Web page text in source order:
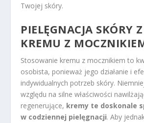
Twojej skóry.
PIELĘGNACJA SKÓRY
KREMU Z
Stosowanie kremu z mocznikiem to
osobista, ponieważ jego działanie i
indywidualnych potrzeb skóry.
względu na silne właściwości
regenerujące, kremy te doskonale
w codziennej pielęgnacji. Aby